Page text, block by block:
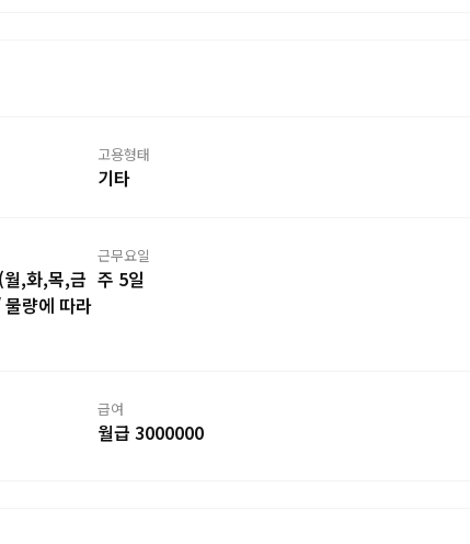
고용형태
기타
,화,목,금
량에 따라
근무요일
주 5일
급여
월급 3000000